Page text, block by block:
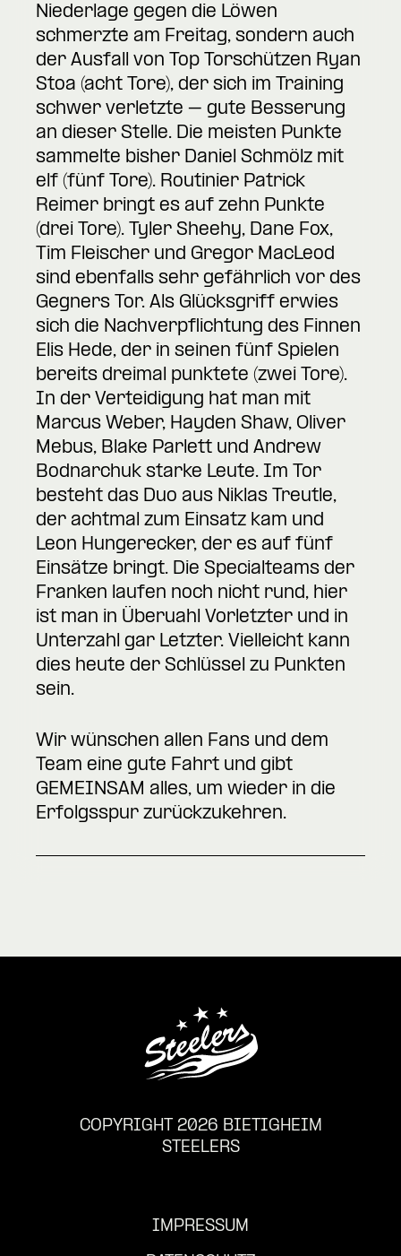
Niederlage gegen die Löwen
schmerzte am Freitag, sondern auch
der Ausfall von Top Torschützen Ryan
Stoa (acht Tore), der sich im Training
schwer verletzte – gute Besserung
an dieser Stelle. Die meisten Punkte
sammelte bisher Daniel Schmölz mit
elf (fünf Tore). Routinier Patrick
Reimer bringt es auf zehn Punkte
(drei Tore). Tyler Sheehy, Dane Fox,
Tim Fleischer und Gregor MacLeod
sind ebenfalls sehr gefährlich vor des
Gegners Tor. Als Glücksgriff erwies
sich die Nachverpflichtung des Finnen
Elis Hede, der in seinen fünf Spielen
bereits dreimal punktete (zwei Tore).
In der Verteidigung hat man mit
Marcus Weber, Hayden Shaw, Oliver
Mebus, Blake Parlett und Andrew
Bodnarchuk starke Leute. Im Tor
besteht das Duo aus Niklas Treutle,
der achtmal zum Einsatz kam und
Leon Hungerecker, der es auf fünf
Einsätze bringt. Die Specialteams der
Franken laufen noch nicht rund, hier
ist man in Überuahl Vorletzter und in
Unterzahl gar Letzter. Vielleicht kann
dies heute der Schlüssel zu Punkten
sein.
Wir wünschen allen Fans und dem
Team eine gute Fahrt und gibt
GEMEINSAM alles, um wieder in die
Erfolgsspur zurückzukehren.
COPYRIGHT 2026 BIETIGHEIM
STEELERS
IMPRESSUM